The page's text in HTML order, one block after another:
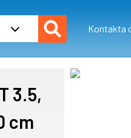
Kontakta
3.5,
cm